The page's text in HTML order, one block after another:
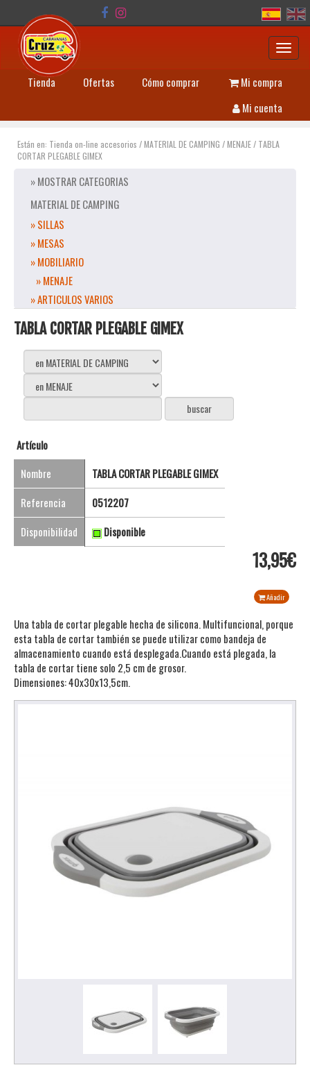
Tienda Ofertas Cómo comprar
Mi compra
Mi cuenta
Están en: Tienda on-line accesorios /MATERIAL DE CAMPING /MENAJE/ TABLA
CORTAR PLEGABLE GIMEX
» MOSTRAR CATEGORIAS
MATERIAL DE CAMPING
» SILLAS
» MESAS
» MOBILIARIO
» MENAJE
» ARTICULOS VARIOS
TABLA CORTAR PLEGABLE GIMEX
Artículo
Nombre
TABLA CORTAR PLEGABLE GIMEX
Referencia
0512207
Disponibilidad
Disponible
13,95€
Añadir
Una tabla de cortar plegable hecha de silicona. Multifuncional, porque
esta tabla de cortar también se puede utilizar como bandeja de
almacenamiento cuando está desplegada.Cuando está plegada, la
tabla de cortar tiene solo 2,5 cm de grosor.
Dimensiones: 40x30x13,5cm.